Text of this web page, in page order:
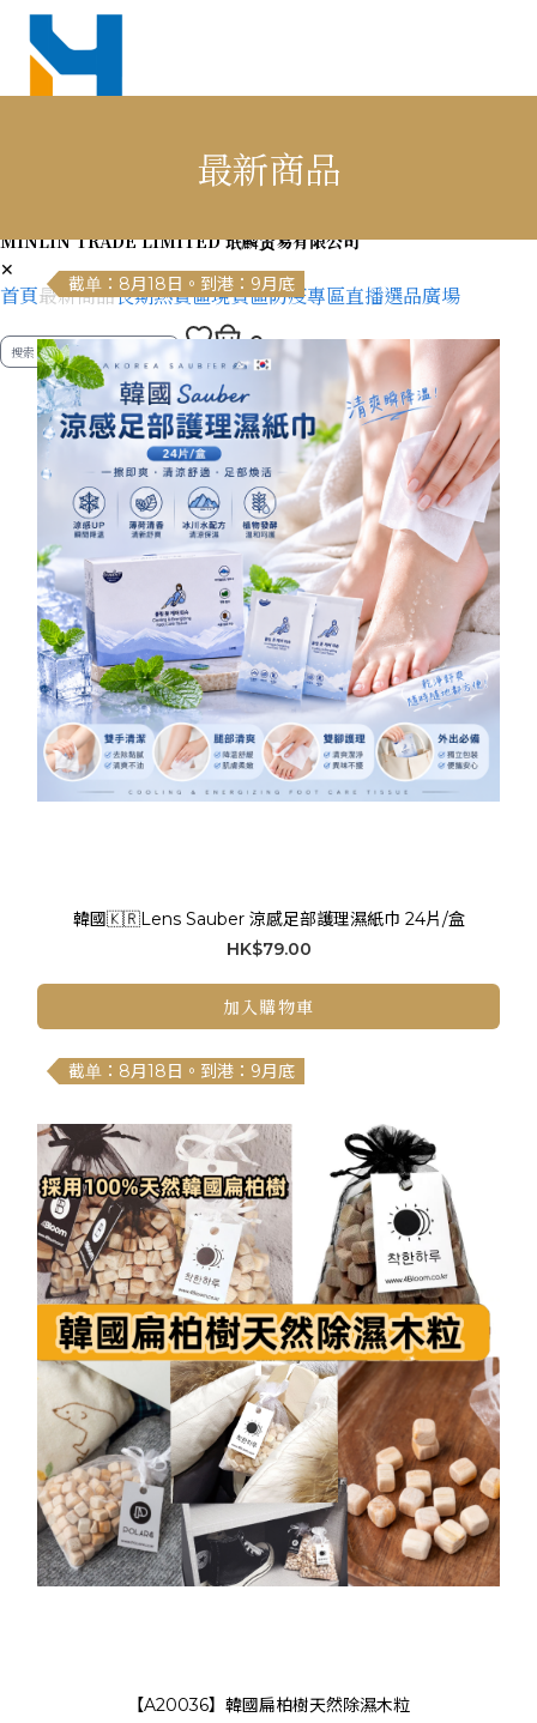
MINLIN TRADE LIMITED 珉麟贸易有限公司
✕
首頁最新商品長期熱賣區現貨區防疫專區直播選品廣場
0 0
最新商品
截单：8月18日。到港：9月底
韓國🇰🇷Lens Sauber 涼感足部護理濕紙巾 24片/盒
HK$79.00
加入購物車
截单：8月18日。到港：9月底
【A20036】韓國扁柏樹天然除濕木粒